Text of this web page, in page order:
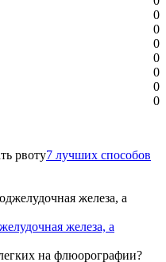
0
0
0
0
0
0
0
7 лучших способов
железа, а